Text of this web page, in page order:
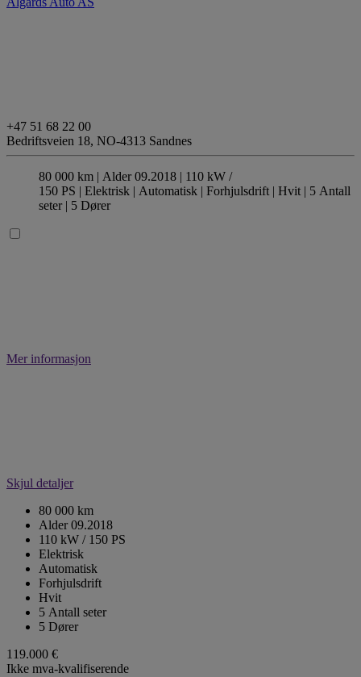
+47 51 68 22 00
Bedriftsveien 18, NO-4313 Sandnes
80 000 km | Alder 09.2018 | 110 kW /
150 PS | Elektrisk | Automatisk | Forhjulsdrift | Hvit | 5 Antall
seter| 5 Dører
Mer informasjon
Skjul detaljer
80 000 km
Alder 09.2018
110 kW / 150 PS
Elektrisk
Automatisk
Forhjulsdrift
Hvit
5 Antall seter
5 Dører
119.000 €
Ikke mva-kvalifiserende